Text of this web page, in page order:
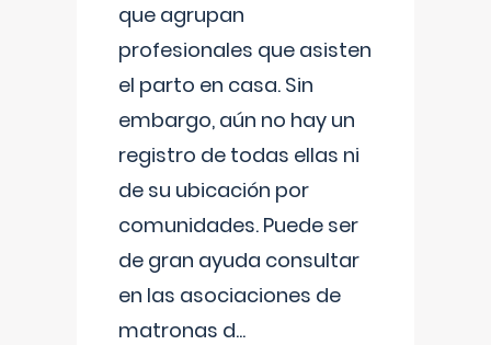
que agrupan
profesionales que asisten
el parto en casa. Sin
embargo, aún no hay un
registro de todas ellas ni
de su ubicación por
comunidades. Puede ser
de gran ayuda consultar
en las asociaciones de
matronas d...